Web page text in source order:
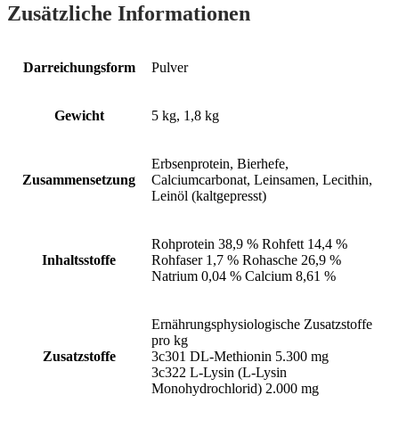
Zusätzliche Informationen
Darreichungsform Pulver
Gewicht 5 kg, 1,8 kg
Zusammensetzung
Erbsenprotein, Bierhefe,
Calciumcarbonat, Leinsamen, Lecithin,
Leinöl (kaltgepresst)
Inhaltsstoffe
Rohprotein 38,9 % Rohfett 14,4 %
Rohfaser 1,7 % Rohasche 26,9 %
Natrium 0,04 % Calcium 8,61 %
Zusatzstoffe
Ernährungsphysiologische Zusatzstoffe
pro kg
3c301 DL-Methionin 5.300 mg
3c322 L-Lysin (L-Lysin
Monohydrochlorid) 2.000 mg